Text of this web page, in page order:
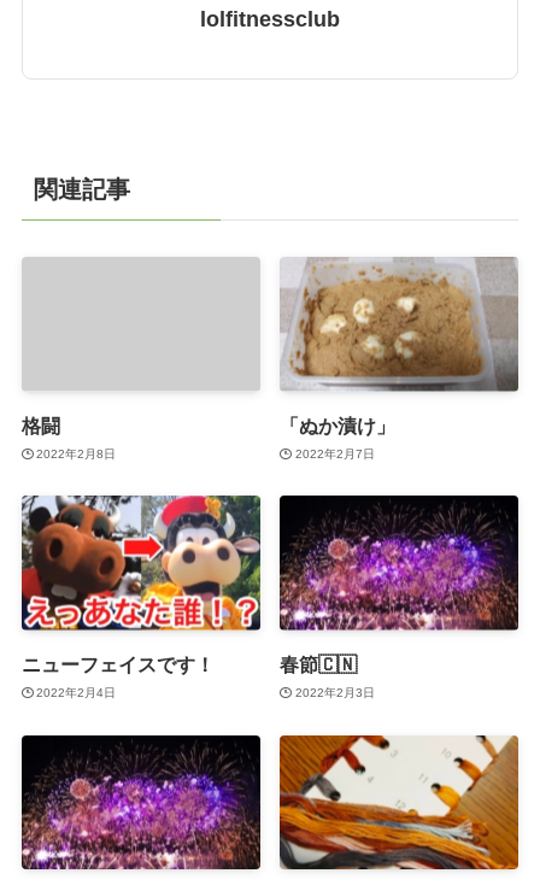
lolfitnessclub
関連記事
格闘
2022年2月8日
「ぬか漬け」
2022年2月7日
ニューフェイスです！
2022年2月4日
春節🇨🇳
2022年2月3日